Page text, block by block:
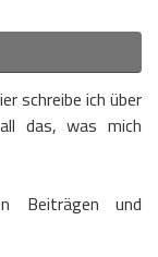
schreibe ich über
das, was mich
Beiträgen und